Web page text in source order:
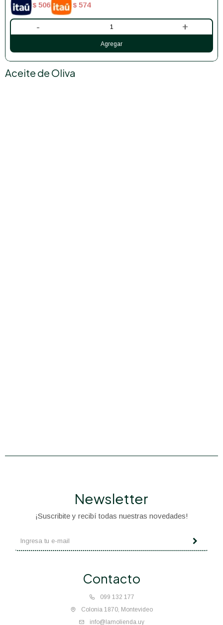
$ 506 $ 574
- +
Aceite de Oliva
Contacto
099 132 177
Colonia 1870, Montevideo
info@lamolienda.uy
Newsletter
¡Suscribite y recibí todas nuestras novedades!